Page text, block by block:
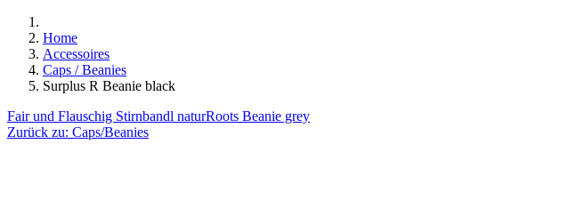
Home
Accessoires
Caps / Beanies
Surplus R Beanie black
Fair und Flauschig Stirnbandl naturRoots Beanie grey
Zurück zu: Caps/Beanies